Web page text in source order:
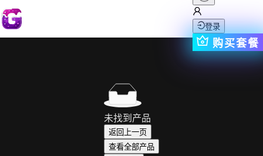
登录
购买套餐
未找到产品
返回上一页
查看全部产品